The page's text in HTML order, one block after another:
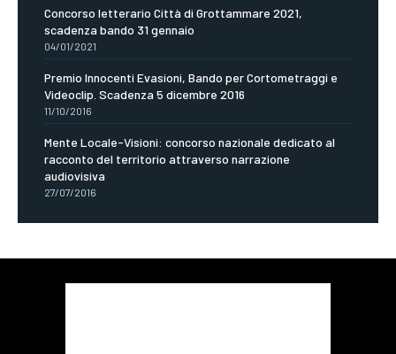
Concorso letterario Città di Grottammare 2021,
scadenza bando 31 gennaio
04/01/2021
Premio Innocenti Evasioni, Bando per Cortometraggi e
Videoclip. Scadenza 5 dicembre 2016
11/10/2016
Mente Locale-Visioni: concorso nazionale dedicato al
racconto del territorio attraverso narrazione
audiovisiva
27/07/2016